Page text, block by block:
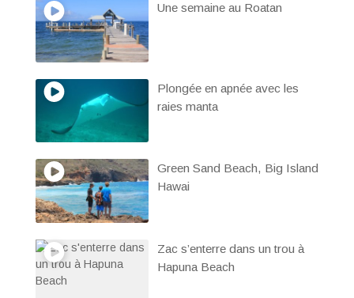
Une semaine au Roatan
Plongée en apnée avec les
raies manta
Green Sand Beach, Big Island
Hawai
Zac s’enterre dans un trou à
Hapuna Beach